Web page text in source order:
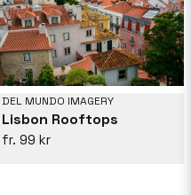
DEL MUNDO IMAGERY
Lisbon Rooftops
99 kr